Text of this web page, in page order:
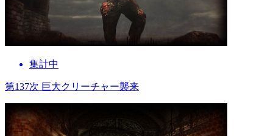
集計中
第137次 巨大クリーチャー襲来